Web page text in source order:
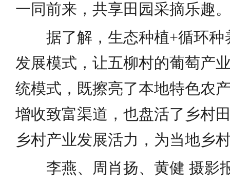
一同前来，共享田园采摘乐趣
据了解，生态种植+循环
发展模式，让五柳村的葡萄产
统模式，既擦亮了本地特色农
增收致富渠道，也盘活了乡村
乡村产业发展活力，为当地乡
李燕、周肖扬、黄健 摄影